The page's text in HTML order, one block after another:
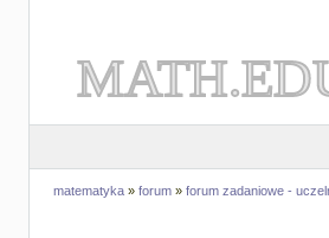
matematyka » forum » forum zadaniowe -